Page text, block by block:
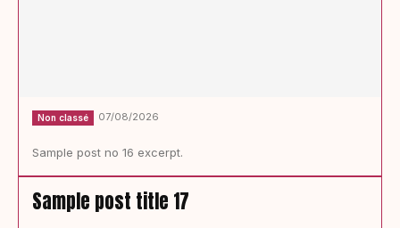
Non classé 07/08/2026
Sample post no 16 excerpt.
Sample post title 17